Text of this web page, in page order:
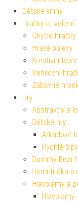
Dětské knihy
Hračky a tvoření
Chytré hračky
Hravé objevy
Kreativní
Venkovní
Zábavné
Hry
Abstraktní a
Dětské hry
Arkádové
Rychlé šípy
Dummy Bear
Herní trička a
Hlavolamy a
Hlavolamy